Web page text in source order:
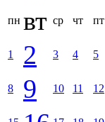
пн вт ср чт пт
1 2 3 4 5
8 9 10 11 12